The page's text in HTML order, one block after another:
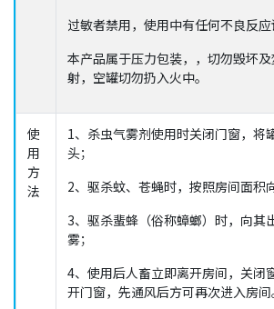
过敏者禁用，使用中有任何不良反应
本产品属于压力包装，，切勿毁坏
射，空罐切勿扔入火中。
使
用
方
法
1、杀虫气雾剂使用时关闭门窗，将
头；
2、驱杀蚊、苍蝇时，按照房间面积
3、驱杀蜚蜂（俗称蟑螂）时，向其
雾；
4、使用后人畜立即离开房间，关闭
开门窗，先通风后方可再次进入房间。